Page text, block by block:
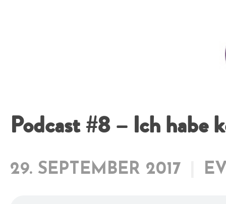
Podcast #8 – Ich habe
29. SEPTEMBER 2017